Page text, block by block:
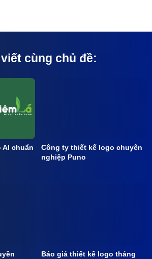
cùng chủ đề:
AI chuẩn
Công ty thiết kế logo chuyên
nghiệp Puno
Báo giá thiết kế logo tháng